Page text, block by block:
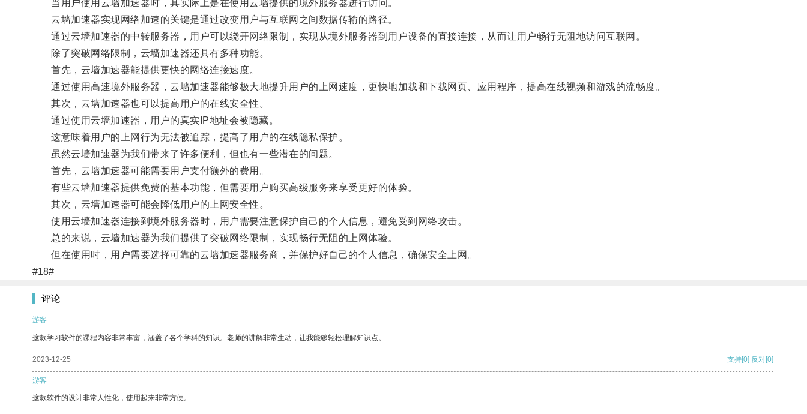
当用户使用云墙加速器时，其实际上是在使用云墙提供的境外服务器进行访问。
云墙加速器实现网络加速的关键是通过改变用户与互联网之间数据传输的路径。
通过云墙加速器的中转服务器，用户可以绕开网络限制，实现从境外服务器到用户设备的直接连接，从而让用户畅行无阻地访问互联网。
除了突破网络限制，云墙加速器还具有多种功能。
首先，云墙加速器能提供更快的网络连接速度。
通过使用高速境外服务器，云墙加速器能够极大地提升用户的上网速度，更快地加载和下载网页、应用程序，提高在线视频和游戏的流畅度。
其次，云墙加速器也可以提高用户的在线安全性。
通过使用云墙加速器，用户的真实IP地址会被隐藏。
这意味着用户的上网行为无法被追踪，提高了用户的在线隐私保护。
虽然云墙加速器为我们带来了许多便利，但也有一些潜在的问题。
首先，云墙加速器可能需要用户支付额外的费用。
有些云墙加速器提供免费的基本功能，但需要用户购买高级服务来享受更好的体验。
其次，云墙加速器可能会降低用户的上网安全性。
使用云墙加速器连接到境外服务器时，用户需要注意保护自己的个人信息，避免受到网络攻击。
总的来说，云墙加速器为我们提供了突破网络限制，实现畅行无阻的上网体验。
但在使用时，用户需要选择可靠的云墙加速器服务商，并保护好自己的个人信息，确保安全上网。
#18#
评论
游客
这款学习软件的课程内容非常丰富，涵盖了各个学科的知识。老师的讲解非常生动，让我能够轻松理解知识点。
2023-12-25 支持[0] 反对[0]
游客
这款软件的设计非常人性化，使用起来非常方便。